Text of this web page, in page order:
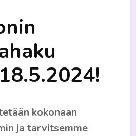
kokonaan
ja tarvitsemme